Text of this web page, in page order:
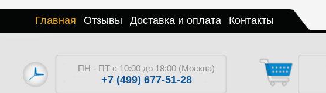
Главная Отзывы Доставка и оплата Контакты
ПН - ПТ с 10:00 до 18:00 (Москва)
+7 (499) 677-51-28